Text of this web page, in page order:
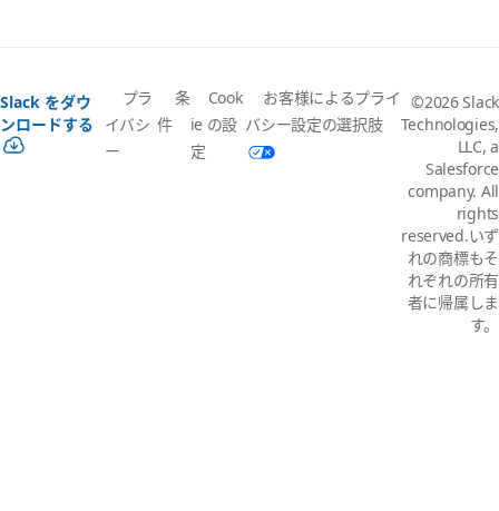
Slack をダウ
ンロードする
プラ
イバシ
ー
条
件
Cook
ie の設
定
お客様によるプライ
バシー設定の選択肢
©2026 Slack
Technologies,
LLC, a
Salesforce
company. All
rights
reserved.いず
れの商標もそ
れぞれの所有
者に帰属しま
す。